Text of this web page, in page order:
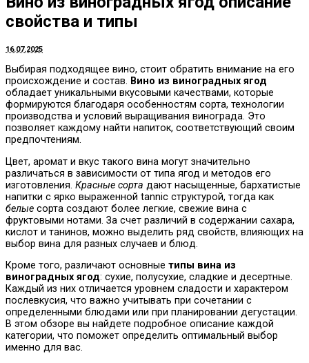
свойства и типы
16.07.2025
Выбирая подходящее вино, стоит обратить внимание на его
происхождение и состав. Вино из виноградных ягод
обладает уникальными вкусовыми качествами, которые
формируются благодаря особенностям сорта, технологии
производства и условий выращивания винограда. Это
позволяет каждому найти напиток, соответствующий своим
предпочтениям.
Цвет, аромат и вкус такого вина могут значительно
различаться в зависимости от типа ягод и методов его
изготовления. Красные сорта дают насыщенные, бархатистые
напитки с ярко выраженной tannic структурой, тогда как
белые сорта создают более легкие, свежие вина с
фруктовыми нотами. За счет различий в содержании сахара,
кислот и танинов, можно выделить ряд свойств, влияющих на
выбор вина для разных случаев и блюд.
Кроме того, различают основные типы вина из
виноградных ягод: сухие, полусухие, сладкие и десертные.
Каждый из них отличается уровнем сладости и характером
послевкусия, что важно учитывать при сочетании с
определенными блюдами или при планировании дегустации.
В этом обзоре вы найдете подробное описание каждой
категории, что поможет определить оптимальный выбор
именно для вас.